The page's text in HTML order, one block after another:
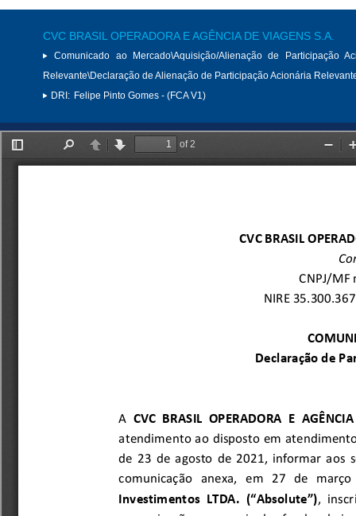
CVC BRASIL OPERADORA E AGÊNCIA DE VIAGENS S.A.
Comunicado ao Mercado\Aquisição/Alienação de Participação
Relevante\Declaração de Alienação de Participação Acionária
DRI: Felipe Pinto Gomes - (FCA V1)